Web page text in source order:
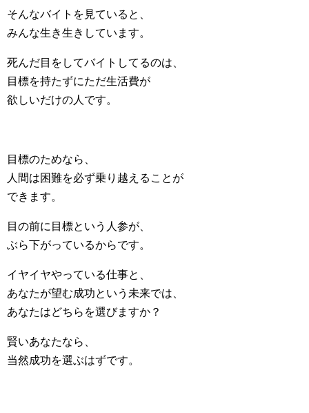
そんなバイトを見ていると、
みんな生き生きしています。
死んだ目をしてバイトしてるのは、
目標を持たずにただ生活費が
欲しいだけの人です。
目標のためなら、
人間は困難を必ず乗り越えることが
できます。
目の前に目標という人参が、
ぶら下がっているからです。
イヤイヤやっている仕事と、
あなたが望む成功という未来では、
あなたはどちらを選びますか？
賢いあなたなら、
当然成功を選ぶはずです。